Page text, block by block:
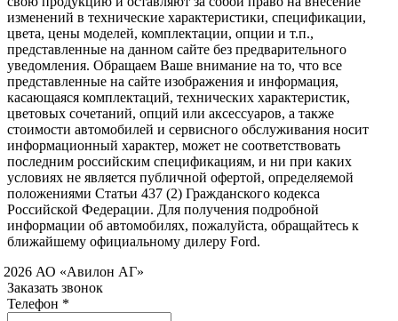
изменений в технические характеристики, спецификации,
цвета, цены моделей, комплектации, опции и т.п.,
представленные на данном сайте без предварительного
уведомления. Обращаем Ваше внимание на то, что все
представленные на сайте изображения и информация,
касающаяся комплектаций, технических характеристик,
цветовых сочетаний, опций или аксессуаров, а также
стоимости автомобилей и сервисного обслуживания носит
информационный характер, может не соответствовать
последним российским спецификациям, и ни при каких
условиях не является публичной офертой, определяемой
положениями Статьи 437 (2) Гражданского кодекса
Российской Федерации. Для получения подробной
информации об автомобилях, пожалуйста, обращайтесь к
ближайшему официальному дилеру Ford.
АО «Авилон АГ»
Заказать звонок
Телефон *